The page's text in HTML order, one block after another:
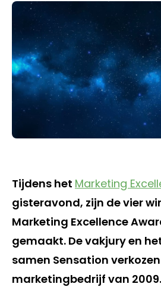
Tijdens het Marketing
gisteravond, zijn de vier
Marketing Excellence
gemaakt. De vakjury en
samen Sensation
marketingbedrijf van